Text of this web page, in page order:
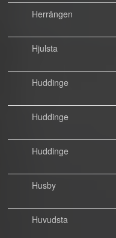
Herrängen
Hjulsta
Huddinge
Huddinge
Huddinge
Husby
Huvudsta